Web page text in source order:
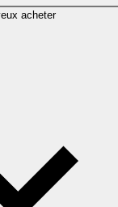
acheter